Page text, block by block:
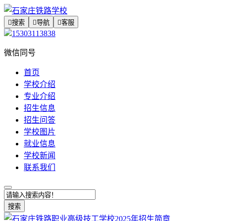
搜索 导航 客服
15303113838
微信同号
首页
学校介绍
专业介绍
招生信息
招生问答
学校图片
就业信息
学校新闻
联系我们
搜索